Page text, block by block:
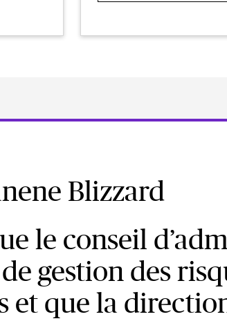
Blizzard
le conseil
gestion des
et que la